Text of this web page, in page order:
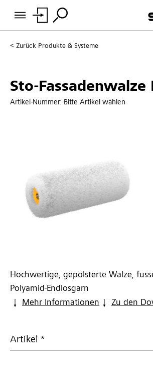
Zurück Produkte & Systeme
Sto-Fassadenwalze
Artikel-Nummer: Bitte Artikel wählen
Hochwertige, gepolsterte Walze,
Polyamid-Endlosgarn
Mehr Informationen
Zu den
Artikel *